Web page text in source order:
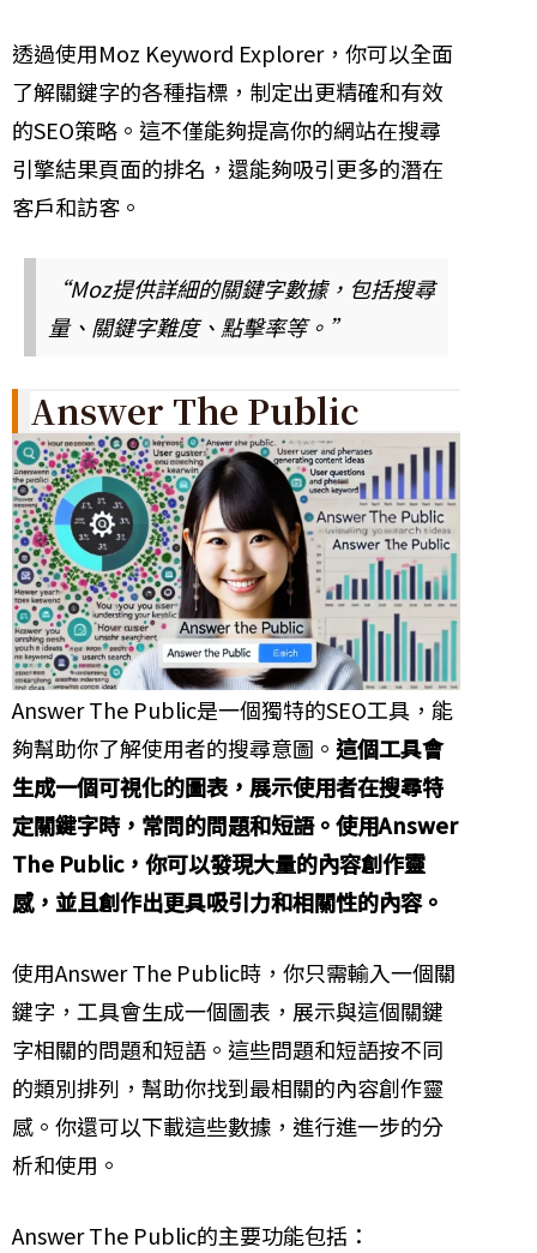
透過使用Moz Keyword Explorer，你可以全面
了解關鍵字的各種指標，制定出更精確和有效
的SEO策略。這不僅能夠提高你的網站在搜尋
引擎結果頁面的排名，還能夠吸引更多的潛在
客戶和訪客。
“Moz提供詳細的關鍵字數據，包括搜尋
量、關鍵字難度、點擊率等。”
Answer The Public
Answer The Public是一個獨特的SEO工具，能
夠幫助你了解使用者的搜尋意圖。 這個工具會
生成一個可視化的圖表，展示使用者在搜尋特
定關鍵字時，常問的問題和短語。使用Answer
The Public，你可以發現大量的內容創作靈
感，並且創作出更具吸引力和相關性的內容。
使用Answer The Public時，你只需輸入一個關
鍵字，工具會生成一個圖表，展示與這個關鍵
字相關的問題和短語。這些問題和短語按不同
的類別排列，幫助你找到最相關的內容創作靈
感。你還可以下載這些數據，進行進一步的分
析和使用。
Answer The Public的主要功能包括：